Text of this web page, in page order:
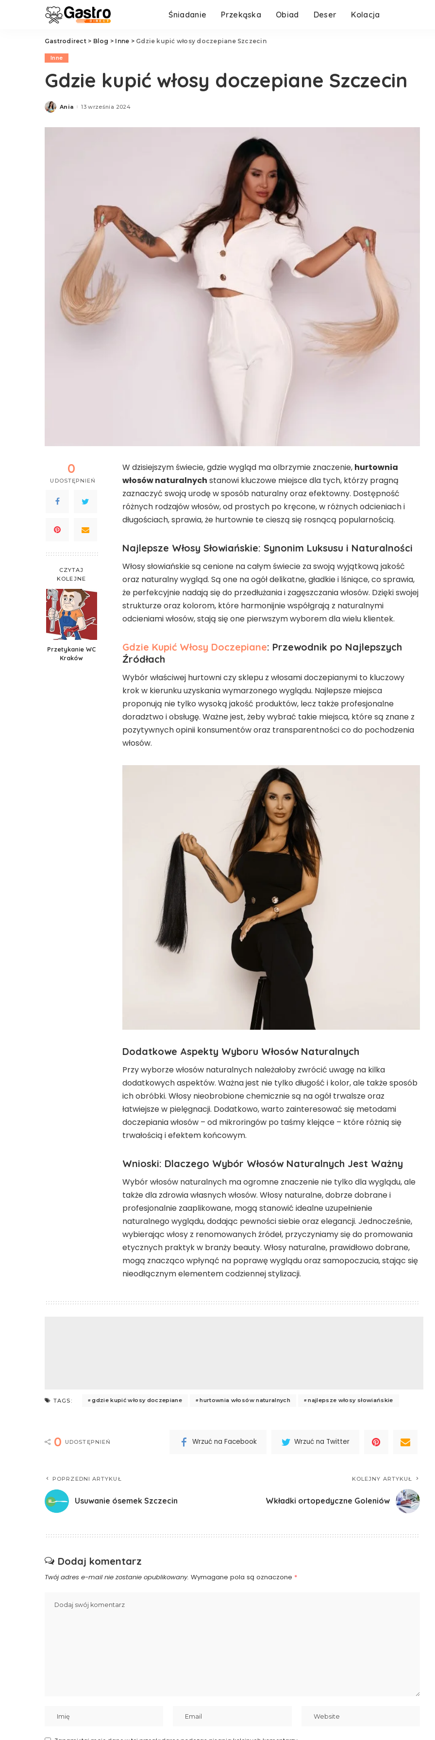
Śniadanie Przekąska Obiad Deser Kolacja
Gastrodirect> Blog > Inne > Gdzie kupić włosy doczepiane Szczecin
Inne
Gdzie kupić włosy doczepiane Szczecin
Posted
Ania 13 września 2024
0
UDOSTĘPNIEŃ
CZYTAJ
KOLEJNE
Przetykanie WC
Kraków
W dzisiejszym świecie, gdzie wygląd ma olbrzymie znaczenie, hurtownia
włosów naturalnych stanowi kluczowe miejsce dla tych, którzy pragną
zaznaczyć swoją urodę w sposób naturalny oraz efektowny. Dostępność
różnych rodzajów włosów, od prostych po kręcone, w różnych odcieniach i
długościach, sprawia, że hurtownie te cieszą się rosnącą popularnością.
Najlepsze Włosy Słowiańskie: Synonim Luksusu i Naturalności
Włosy słowiańskie są cenione na całym świecie za swoją wyjątkową jakość
oraz naturalny wygląd. Są one na ogół delikatne, gładkie i lśniące, co sprawia,
że perfekcyjnie nadają się do przedłużania i zagęszczania włosów. Dzięki swojej
strukturze oraz kolorom, które harmonijnie współgrają z naturalnymi
odcieniami włosów, stają się one pierwszym wyborem dla wielu klientek.
Gdzie Kupić Włosy Doczepiane: Przewodnik po Najlepszych
Źródłach
Wybór właściwej hurtowni czy sklepu z włosami doczepianymi to kluczowy
krok w kierunku uzyskania wymarzonego wyglądu. Najlepsze miejsca
proponują nie tylko wysoką jakość produktów, lecz także profesjonalne
doradztwo i obsługę. Ważne jest, żeby wybrać takie miejsca, które są znane z
pozytywnych opinii konsumentów oraz transparentności co do pochodzenia
włosów.
Dodatkowe Aspekty Wyboru Włosów Naturalnych
Przy wyborze włosów naturalnych należałoby zwrócić uwagę na kilka
dodatkowych aspektów. Ważna jest nie tylko długość i kolor, ale także sposób
ich obróbki. Włosy nieobrobione chemicznie są na ogół trwalsze oraz
łatwiejsze w pielęgnacji. Dodatkowo, warto zainteresować się metodami
doczepiania włosów – od mikroringów po taśmy klejące – które różnią się
trwałością i efektem końcowym.
Wnioski: Dlaczego Wybór Włosów Naturalnych Jest Ważny
Wybór włosów naturalnych ma ogromne znaczenie nie tylko dla wyglądu, ale
także dla zdrowia własnych włosów. Włosy naturalne, dobrze dobrane i
profesjonalnie zaaplikowane, mogą stanowić idealne uzupełnienie
naturalnego wyglądu, dodając pewności siebie oraz elegancji. Jednocześnie,
wybierając włosy z renomowanych źródeł, przyczyniamy się do promowania
etycznych praktyk w branży beauty. Włosy naturalne, prawidłowo dobrane,
mogą znacząco wpłynąć na poprawę wyglądu oraz samopoczucia, stając się
nieodłącznym elementem codziennej stylizacji.
TAGS: gdzie kupić włosy doczepiane hurtownia włosów naturalnych najlepsze włosy słowiańskie
0 UDOSTĘPNIEŃ Wrzuć na Facebook Wrzuć na Twitter
POPRZEDNI ARTYKUŁ
Usuwanie ósemek Szczecin
KOLEJNY ARTYKUŁ
Wkładki ortopedyczne Goleniów
Dodaj komentarz
Twój adres e-mail nie zostanie opublikowany. Wymagane pola są oznaczone *